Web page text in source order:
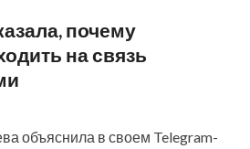
почему
на связь
объяснила в своем Telegram-